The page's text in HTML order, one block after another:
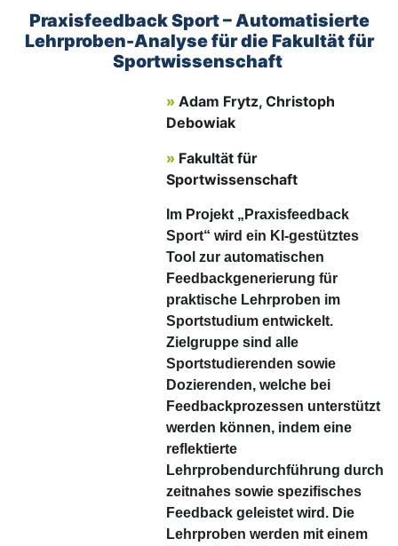
Praxisfeedback Sport – Automatisierte
Lehrproben-Analyse für die Fakultät für
Sportwissenschaft
» Adam Frytz, Christoph
Debowiak
» Fakultät für
Sportwissenschaft
Im Projekt „Praxisfeedback
Sport“ wird ein KI-gestütztes
Tool zur automatischen
Feedbackgenerierung für
praktische Lehrproben im
Sportstudium entwickelt.
Zielgruppe sind alle
Sportstudierenden sowie
Dozierenden, welche bei
Feedbackprozessen unterstützt
werden können, indem eine
reflektierte
Lehrprobendurchführung durch
zeitnahes sowie spezifisches
Feedback geleistet wird. Die
Lehrproben werden mit einem